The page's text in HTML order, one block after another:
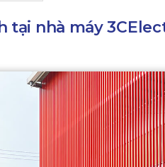
tại nhà máy